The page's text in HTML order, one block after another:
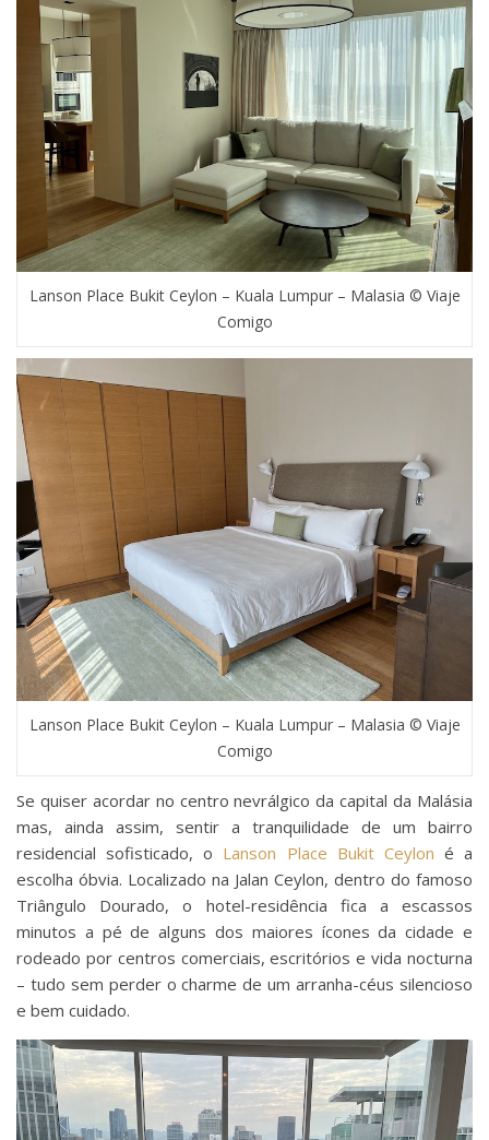
Lanson Place Bukit Ceylon – Kuala Lumpur – Malasia © Viaje
Comigo
Lanson Place Bukit Ceylon – Kuala Lumpur – Malasia © Viaje
Comigo
Se quiser acordar no centro nevrálgico da capital da Malásia
mas, ainda assim, sentir a tranquilidade de um bairro
residencial sofisticado, o Lanson Place Bukit Ceylon é a
escolha óbvia. Localizado na Jalan Ceylon, dentro do famoso
Triângulo Dourado, o hotel-residência fica a escassos
minutos a pé de alguns dos maiores ícones da cidade e
rodeado por centros comerciais, escritórios e vida nocturna
– tudo sem perder o charme de um arranha-céus silencioso
e bem cuidado.